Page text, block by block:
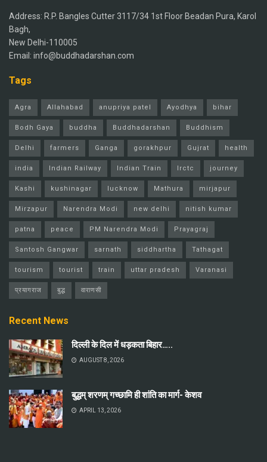
Address: R.P. Bangles Cutter 3117/34 1st Floor Beadan Pura, Karol
Bagh,
New Delhi-110005
Email: info@buddhadarshan.com
Tags
Agra Allahabad anupriya patel Ayodhya bihar
Bodh Gaya buddha Buddhadarshan Buddhism
Delhi farmers Ganga gorakhpur Gujrat health
india Indian Railway Indian Train Irctc journey
Kashi kushinagar lucknow Mathura mirjapur
Mirzapur Narendra Modi new delhi nitish kumar
patna peace PM Narendra Modi Prayagraj
Santosh Gangwar sarnath siddhartha Tathagat
tourism tourist train uttar pradesh Varanasi
प्रयागराज बुद्ध वाराणसी
Recent News
दिल्ली के दिल में धड़कता बिहार…..
AUGUST 8, 2026
बुद्धम् शरणम् गच्छामि ही शांति का मार्ग- केशव
APRIL 13, 2026